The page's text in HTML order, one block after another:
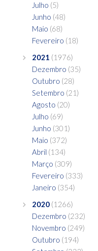
Julho (5)
Junho (48)
Maio (68)
Fevereiro (18)
2021 (1976)
Dezembro (35)
Outubro (28)
Setembro (21)
Agosto (20)
Julho (69)
Junho (301)
Maio (372)
Abril (134)
Março (309)
Fevereiro (333)
Janeiro (354)
2020 (1266)
Dezembro (232)
Novembro (249)
Outubro (194)